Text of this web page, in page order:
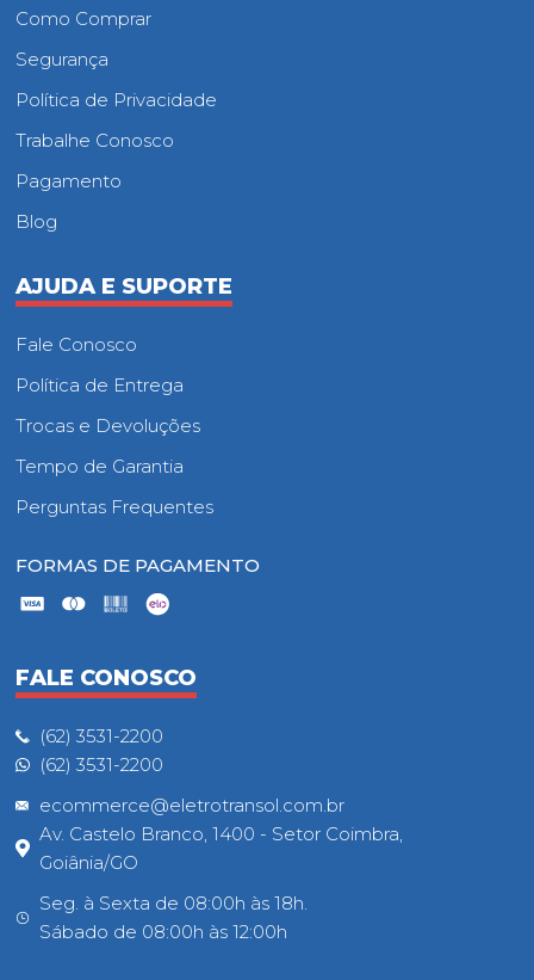
Como Comprar
Segurança
Política de Privacidade
Trabalhe Conosco
Pagamento
Blog
AJUDA E SUPORTE
Fale Conosco
Política de Entrega
Trocas e Devoluções
Tempo de Garantia
Perguntas Frequentes
FORMAS DE PAGAMENTO
FALE CONOSCO
(62) 3531-2200
(62) 3531-2200
ecommerce@eletrotransol.com.br
Av. Castelo Branco, 1400 - Setor Coimbra,
Goiânia/GO
Seg. à Sexta de 08:00h às 18h.
Sábado de 08:00h às 12:00h